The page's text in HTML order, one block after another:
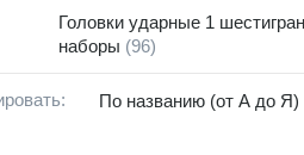
Головки ударные 1
наборы (96)
По названию (от А до Я)